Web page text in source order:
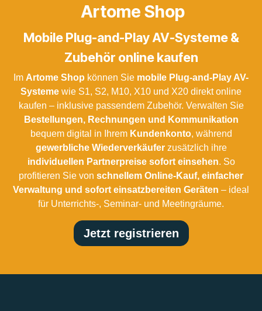
Artome Shop
Mobile Plug-and-Play AV-Systeme &
Zubehör online kaufen
Im Artome Shop können Sie mobile Plug-and-Play AV-
Systeme wie S1, S2, M10, X10 und X20 direkt online
kaufen – inklusive passendem Zubehör. Verwalten Sie
Bestellungen, Rechnungen und Kommunikation
bequem digital in Ihrem Kundenkonto, während
gewerbliche Wiederverkäuferzusätzlich ihre
individuellen Partnerpreise sofort einsehen. So
profitieren Sie von schnellem Online-Kauf, einfacher
Verwaltung und sofort einsatzbereiten Geräten – ideal
für Unterrichts-, Seminar- und Meetingräume.
Jetzt registrieren